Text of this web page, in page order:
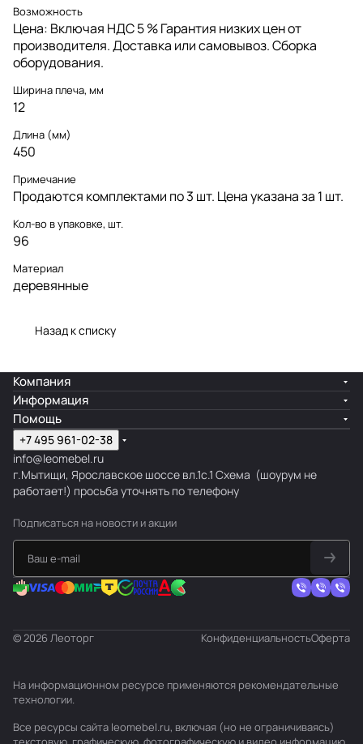
Возможность
Цена: Включая НДС 5 % Гарантия низких цен от
производителя. Доставка или самовывоз. Сборка
оборудования.
Ширина плеча, мм
12
Длина (мм)
450
Примечание
Продаются комплектами по 3 шт. Цена указана за 1 шт.
Кол-во в упаковке, шт.
96
Материал
деревянные
Назад к списку
Компания
Информация
Помощь
+7 495 961-02-38
info@leomebel.ru
г.Мытищи, Ярославское шоссе вл.1с.1 Схема (шоурум не
работает!) просьба уточнять по телефону
Подписаться на новости и акции
© 2026 Леоторг КонфиденциальностьОферта
На информационном ресурсе применяются рекомендательные
технологии.
Все ресурсы сайта leomebel.ru, включая (но не ограничиваясь)